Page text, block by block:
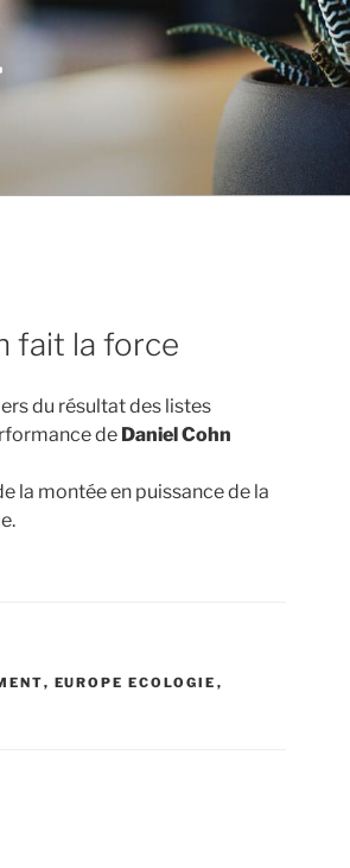
fait la force
du résultat des listes
de Daniel Cohn
la montée en puissance de la
, EUROPE ECOLOGIE ,